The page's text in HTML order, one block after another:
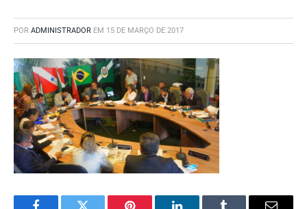
POR ADMINISTRADOR EM 15 DE MARÇO DE 2017